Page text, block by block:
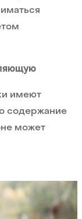
имеют
содержание
может